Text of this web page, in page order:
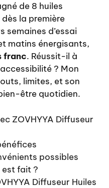
de 8 huiles
dès la première
semaines d’essai
matins énergisants,
franc. Réussit-il à
? Mon
limites, et son
être quotidien.
ZOVHYYA Diffuseur
possibles
est fait ?
Diffuseur Huiles